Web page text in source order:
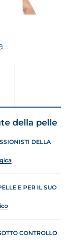
della pelle
DELLA
E PER IL SUO
CONTROLLO